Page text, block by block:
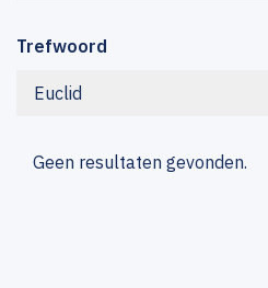
Trefwoord
Euclid
Geen resultaten gevonden.